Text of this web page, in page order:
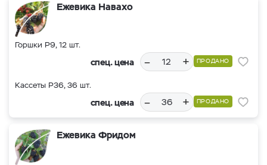
Ежевика Навахо
Горшки Р9, 12 шт.
спец. цена – + ПРОДАНО
Кассеты Р36, 36 шт.
спец. цена – + ПРОДАНО
Ежевика Фридом